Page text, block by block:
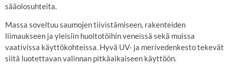
sääolosuhteita.
Massa soveltuu saumojen tiivistämiseen, rakenteiden
liimaukseen ja yleisiin huoltotöihin veneissä sekä muissa
vaativissa käyttökohteissa. Hyvä UV- ja merivedenkesto tekevät
siitä luotettavan valinnan pitkäaikaiseen käyttöön.